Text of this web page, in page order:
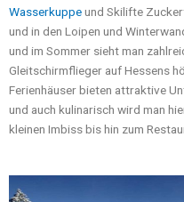
Wasserkuppeund Skilifte
und in den Loipen und
und im Sommer sieht man
Gleitschirmflieger auf Hessens
Ferienhäuser bieten attraktive
und auch kulinarisch wird man
kleinen Imbiss bis hin zum